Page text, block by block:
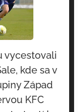
vycestovali
kde sa v
Západ
KFC